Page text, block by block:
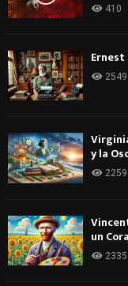
410
Ernest
2549
y la
2259
un
2335